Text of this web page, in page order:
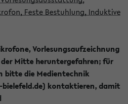
Feste Bestuhlung, Induktive
Vorlesungsaufzeichnung
Mitte heruntergefahren; für
bitte die Medientechnik
kontaktieren, damit